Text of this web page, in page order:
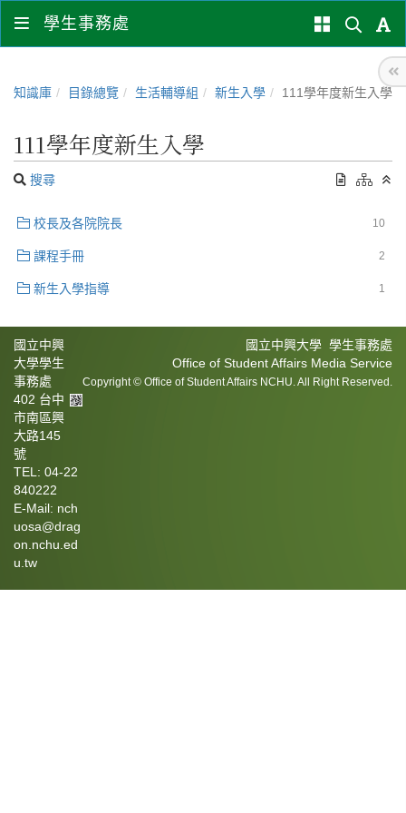
學生事務處
知識庫 目錄總覽 生活輔導組 新生入學 111學年度新生入學
111學年度新生入學
搜尋
10
校長及各院院長
2
課程手冊
1
新生入學指導
國立中興大學 學生事務處
Office of Student Affairs Media Service
Copyright © Office of Student Affairs NCHU. All Right Reserved.
國立中興
大學學生
事務處
402 台中
市南區興
大路145
號
TEL: 04-22
840222
E-Mail: nch
uosa@drag
on.nchu.ed
u.tw